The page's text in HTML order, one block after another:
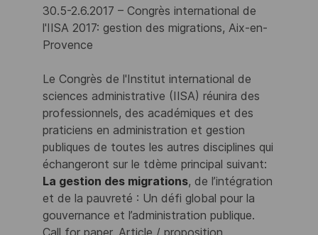
30.5-2.6.2017 – Congrès international de
l'IISA 2017: gestion des migrations, Aix-en-
Provence
Le Congrès de l'Institut international de
sciences administrative (IISA) réunira des
professionnels, des académiques et des
praticiens en administration et gestion
publiques de toutes les autres disciplines qui
échangeront sur le tdème principal suivant:
La gestion des migrations, de l’intégration
et de la pauvreté : Un défi global pour la
gouvernance et l’administration publique.
Call for paper. Article / proposition